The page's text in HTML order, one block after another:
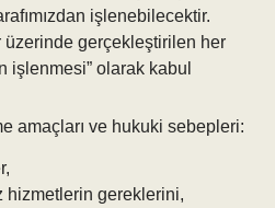
işlenebilecektir.
üzerinde gerçekleştirilen her
olarak kabul
amaçları ve hukuki sebepleri:
hizmetlerin gereklerini,